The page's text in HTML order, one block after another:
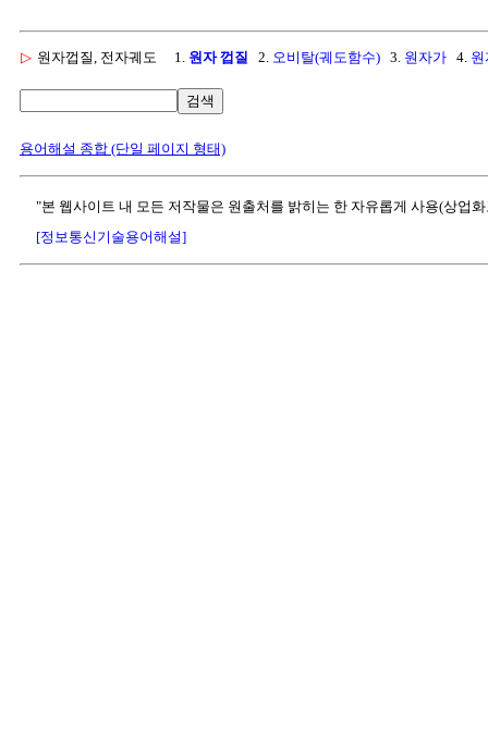
▷ 원자껍질, 전자궤도 1. 원자 껍질 2. 오비탈(궤도함수) 3. 원자가 4.
검색
용어해설 종합 (단일 페이지 형태)
"본 웹사이트 내 모든 저작물은 원출처를 밝히는 한 자유롭게 사용(상업
[정보통신기술용어해설]